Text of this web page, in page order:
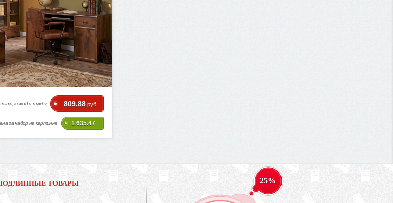
комод и тумбу 809.88 руб.
за набор на картинке 1 635.47
ПОДЛИННЫЕ ТОВАРЫ 25%